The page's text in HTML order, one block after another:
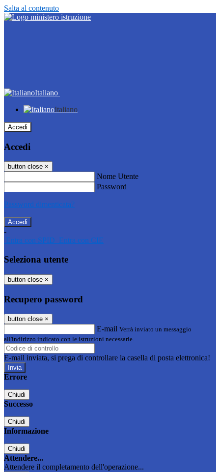
Salta al contenuto
Italiano
Italiano
Accedi
Accedi
button close ×
Nome Utente
Password
Password dimenticata?
-
Entra con SPID Entra con CIE
Seleziona utente
button close ×
Recupero password
button close ×
E-mail Verrà inviato un messaggio
all'indirizzo indicato con le istruzioni necessarie.
E-mail inviata, si prega di controllare la casella di posta elettronica!
Errore
Chiudi
Successo
Chiudi
Informazione
Chiudi
Attendere...
Attendere il completamento dell'operazione...